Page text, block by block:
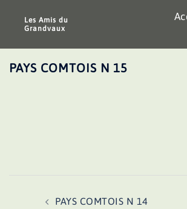
Les Amis du
Grandvaux
PAYS COMTOIS N 15
PAYS COMTOIS N 14